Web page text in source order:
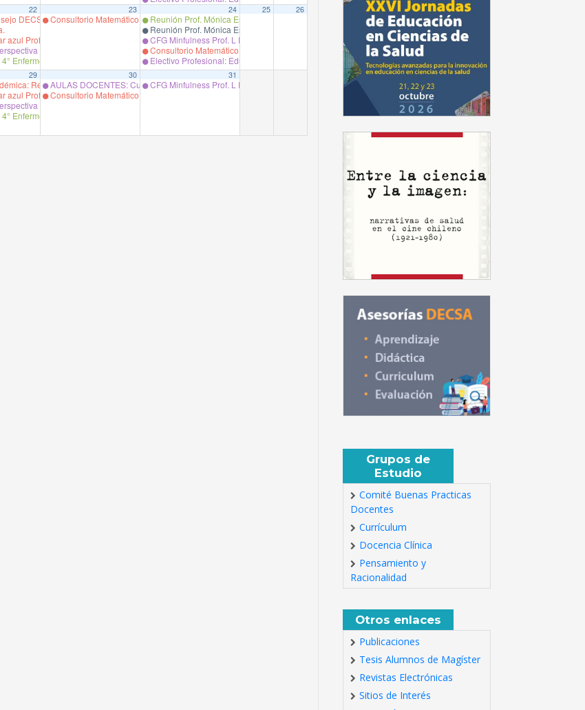
22
DECSA.
azul Prof. Paulina Larrondo
de Genero Prof. Daniela G.
Enfermeria Prof. Mejia. /Garrido
23
Consultorio Matemático Prof. Ingrid Galaz Paredes
24
Reunión Prof. Mónica Espinoza con el Equipo de Prevención de Riesgos.
Reunión Prof. Mónica Espinoza.
CFG Minfulness Prof. L Estrada.
Consultorio Matemático Prof. Ingrid Galaz Paredes
Electivo Profesional: Educación Médica Prof. Iván Silva
25 26
Eguiguren
Eguiguren
29
Revisión Política de Investigación DECSA
azul Prof. Paulina Larrondo
de Genero Prof. Daniela G.
Enfermeria Prof. Mejia. /Garrido
30
AULAS DOCENTES: Curso Medicina Evolutiva – Mauricio Quiroga PEC encargado – Sin requerimiento de Equipos
Consultorio Matemático Prof. Ingrid Galaz Paredes
31
CFG Minfulness Prof. L Estrada.
Grupos de
Estudio
Comité Buenas Practicas
Docentes
Currículum
Docencia Clínica
Pensamiento y
Racionalidad
Otros enlaces
Publicaciones
Tesis Alumnos de Magíster
Revistas Electrónicas
Sitios de Interés